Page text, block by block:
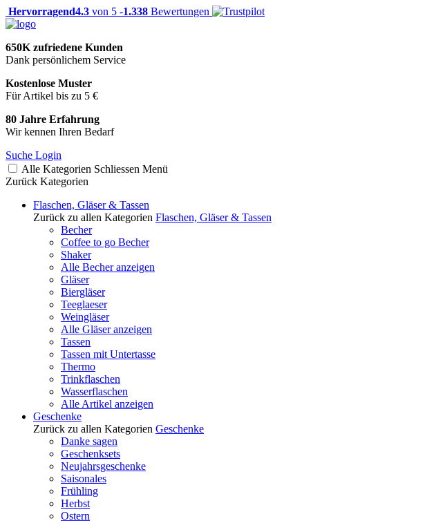
Hervorragend4.3 von 5 -1.338 Bewertungen
650K zufriedene Kunden
Dank persönlichem Service
Kostenlose Muster
Für Artikel bis zu 5 €
80 Jahre Erfahrung
Wir kennen Ihren Bedarf
Suche Login
Alle Kategorien Schliessen Menü
Zurück Kategorien
Flaschen, Gläser & Tassen
Zurück zu allen Kategorien Flaschen, Gläser & Tassen
Becher
Coffee to go Becher
Shaker
Alle Becher anzeigen
Gläser
Biergläser
Teeglaeser
Weingläser
Alle Gläser anzeigen
Tassen
Tassen mit Untertasse
Thermo
Trinkflaschen
Wasserflaschen
Alle Artikel anzeigen
Geschenke
Zurück zu allen Kategorien Geschenke
Danke sagen
Geschenksets
Neujahrsgeschenke
Saisonales
Frühling
Herbst
Ostern